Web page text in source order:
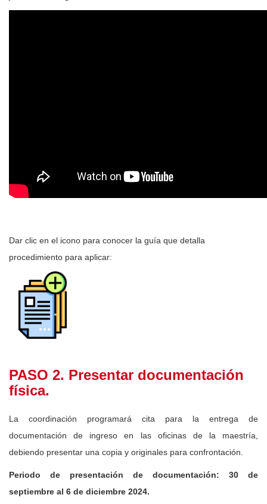
Dar clic en el icono para conocer la guía que detalla
procedimiento para aplicar:
PASO 2. Presentar documentación
física.
La coordinación programará cita para la entrega de
documentación de ingreso en las oficinas de la maestría,
debiendo presentar una copia y originales para confrontación.
Periodo de presentación de documentación: 30 de
septiembre al 6 de diciembre 2024.